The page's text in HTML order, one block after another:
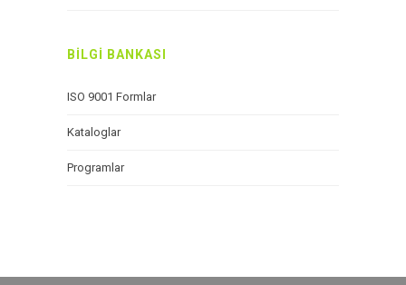
BİLGİ BANKASI
ISO 9001 Formlar
Kataloglar
Programlar